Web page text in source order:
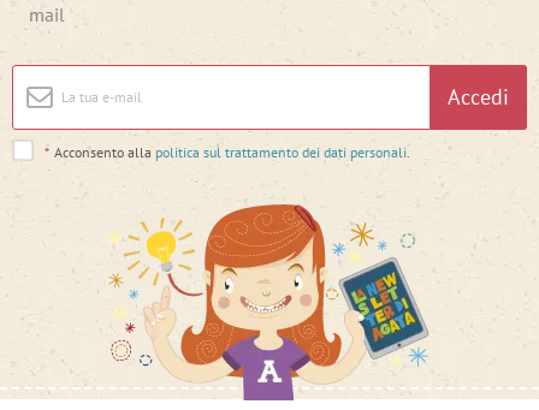
mail
Accedi
* Acconsento alla politica sul trattamento dei dati personali